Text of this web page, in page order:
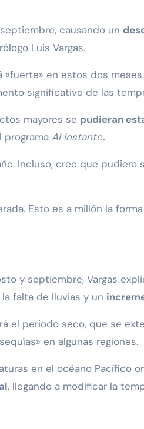
causando un
Luis Vargas.
en estos dos
significativo de las
mayores se pudieran
programa Al Instante.
Incluso, cree que pudiera
Esto es a millón la
y septiembre, Vargas
falta de lluvias y un
el periodo seco, que se
en algunas regiones.
en el océano Pacífico
, llegando a modificar la